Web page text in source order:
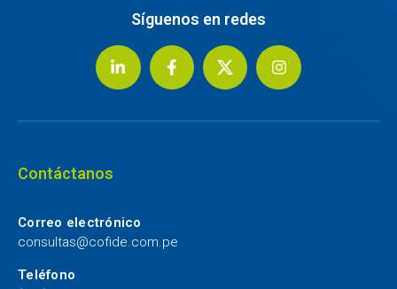
Síguenos en redes
Contáctanos
Correo electrónico
consultas@cofide.com.pe
Teléfono